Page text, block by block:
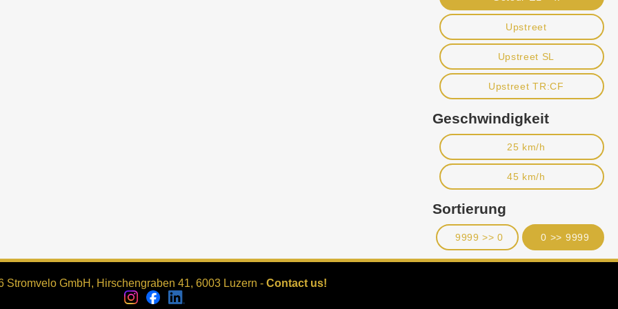
Upstreet
Upstreet SL
Upstreet TR:CF
Geschwindigkeit
25 km/h
45 km/h
Sortierung
9999 >> 0 0 >> 9999
Stromvelo GmbH, Hirschengraben 41, 6003 Luzern - Contact us!